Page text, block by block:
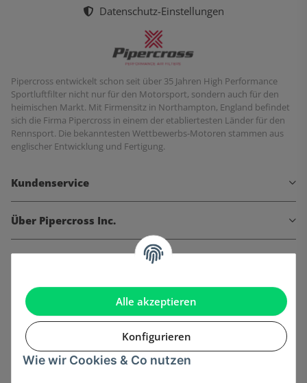
Alle akzeptieren
Konfigurieren
Wie wir Cookies & Co nutzen
Datenschutz-Einstellungen
Pipercross entwickelt schon seit über 35 Jahren High Performance
Sportluftfilter nicht nur für den Motorsport, sondern auch für den
heimischen Markt. Mit Firmensitz in Northampton, England befindet
sich die Firma Pipercross in einem der etabliertesten Länder für den
Rennsport. Die bekanntesten Wettbewerbs-Motoren stammen aus
englischer Entwicklung und Fertigung.
Kundenservice
Über Pipercross Inc.
Informationen
Gesetzliche Informationen